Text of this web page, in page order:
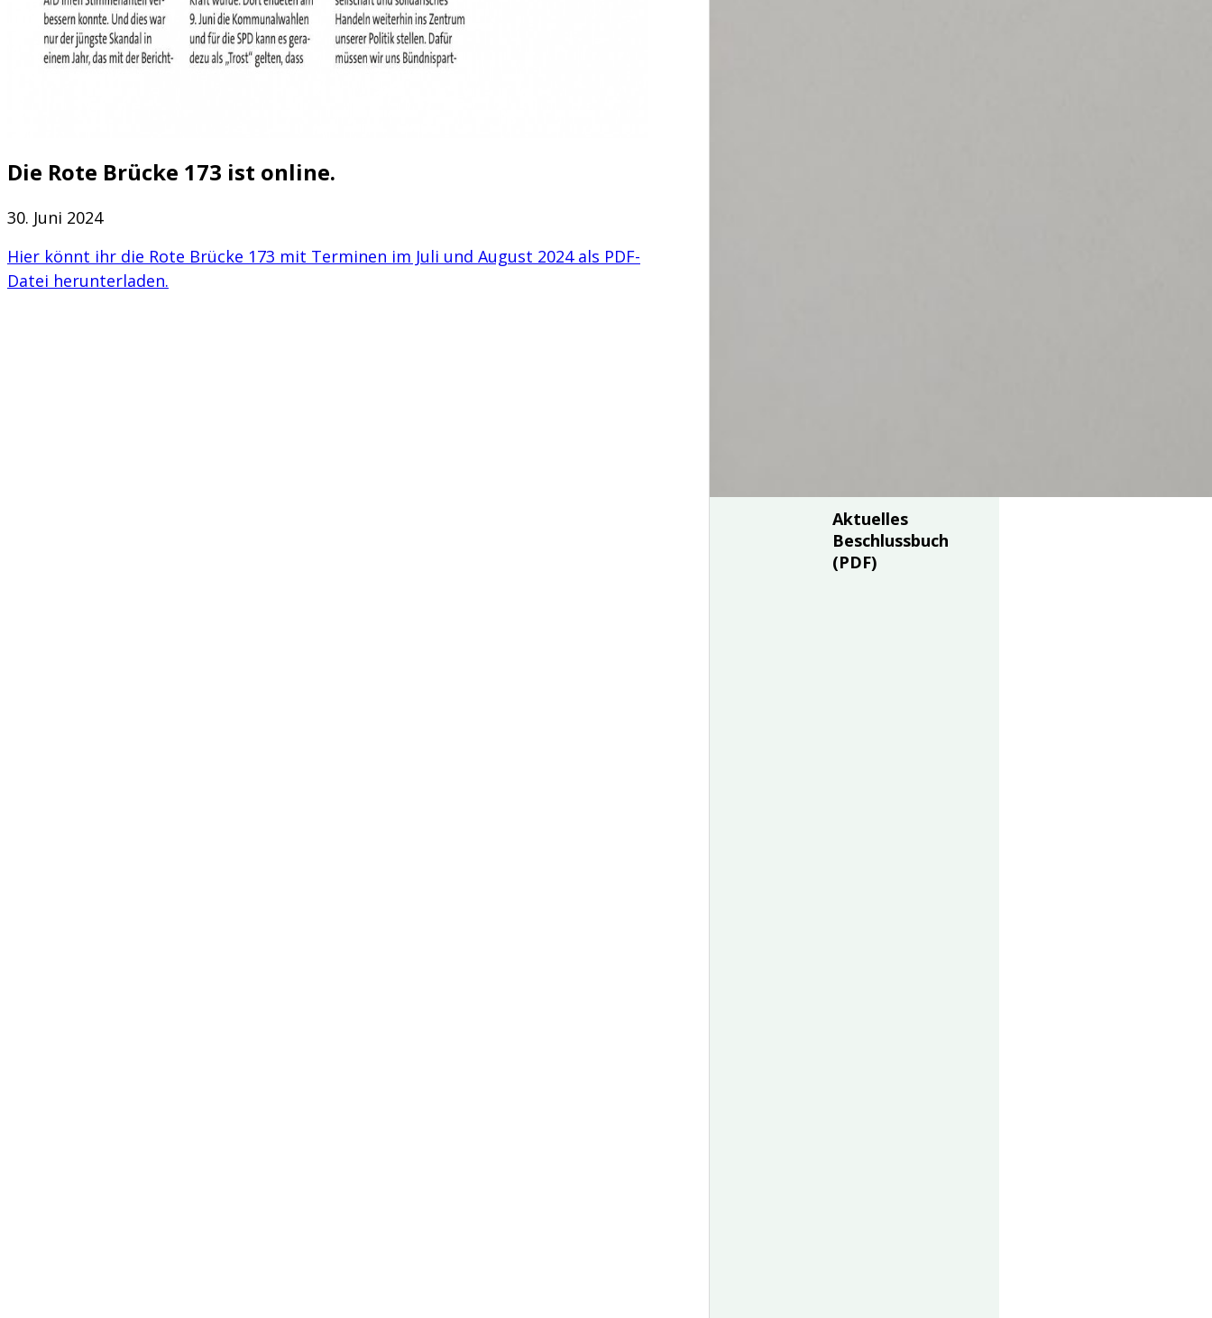
Die Rote Brücke 173 ist online.
30. Juni 2024
Hier könnt ihr die Rote Brücke 173 mit Terminen im Juli und August 2024 als PDF-
Datei herunterladen.
Aktuelles
Beschlussbuch
(PDF)